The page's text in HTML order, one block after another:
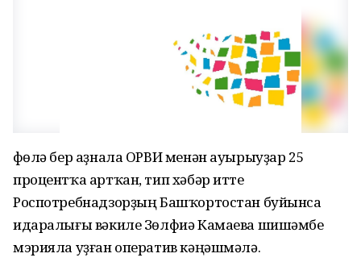
Өфөлә бер аҙнала ОРВИ менән ауырыуҙар 25
процентҡа артҡан, тип хәбәр итте
Роспотребнадзорҙың Башҡортостан буйынса
идаралығы вәкиле Зөлфиә Камаева шишәмбе
мэрияла уҙған оператив кәңәшмәлә.